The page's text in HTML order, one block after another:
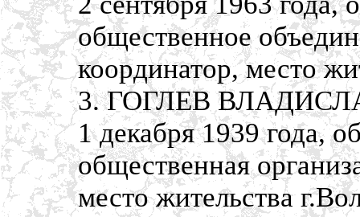
общественное
координатор, место
3. ГОГЛЕВ
1 декабря 1939 года,
общественная
место жительства